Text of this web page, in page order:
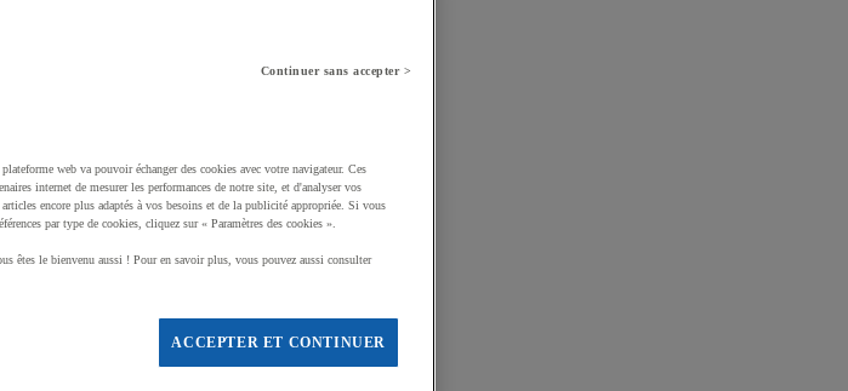
Continuer sans accepter >
web va pouvoir échanger des cookies avec votre navigateur. Ces
internet de mesurer les performances de notre site, et d'analyser vos
encore plus adaptés à vos besoins et de la publicité appropriée. Si vous
par type de cookies, cliquez sur « Paramètres des cookies ».
êtes le bienvenu aussi ! Pour en savoir plus, vous pouvez aussi consulter
ACCEPTER ET CONTINUER